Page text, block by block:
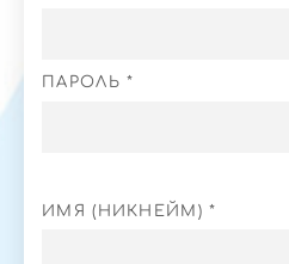
ПАРОЛЬ *
ИМЯ (НИКНЕЙМ) *